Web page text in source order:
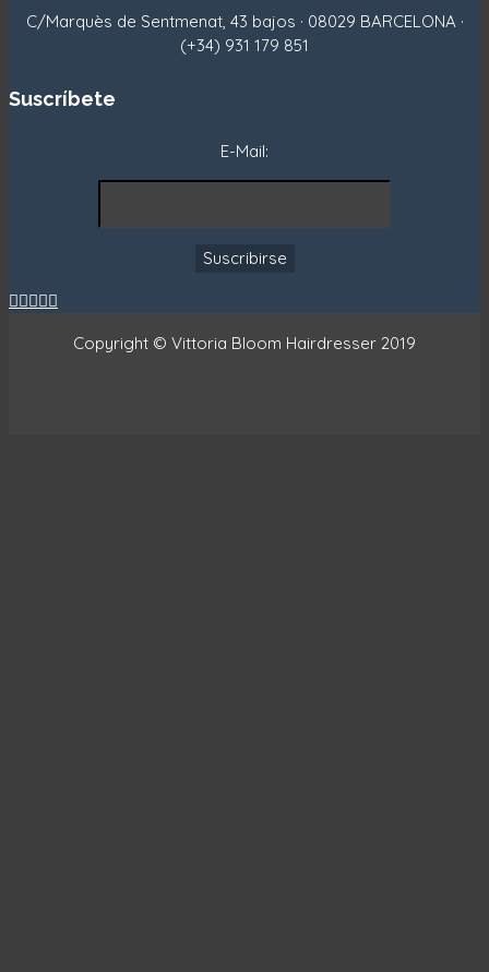
C/Marquès de Sentmenat, 43 bajos · 08029 BARCELONA ·
(+34) 931 179 851
Suscríbete
E-Mail:

Copyright © Vittoria Bloom Hairdresser 2019